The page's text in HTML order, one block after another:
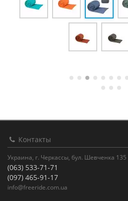
Контакты
Украина, г. Черкассы, бул. Шевченка 135
(063) 533-71-71
(097) 465-91-17
info@freeride.com.ua